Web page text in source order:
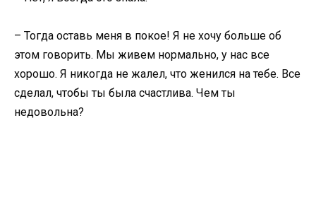
– Тогда оставь меня в покое! Я не хочу больше об
этом говорить. Мы живем нормально, у нас все
хорошо. Я никогда не жалел, что женился на тебе. Все
сделал, чтобы ты была счастлива. Чем ты
недовольна?